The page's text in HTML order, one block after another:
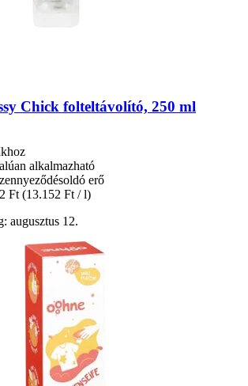
Chick folteltávolító, 250 ml
alkalmazható
erő
Ft (13.152 Ft / l)
augusztus 12.